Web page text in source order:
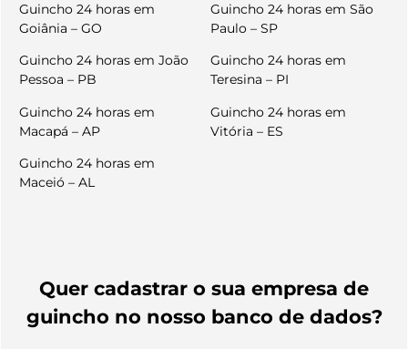
Guincho 24 horas em
Goiânia – GO
Guincho 24 horas em João
Pessoa – PB
Guincho 24 horas em
Macapá – AP
Guincho 24 horas em
Maceió – AL
Guincho 24 horas em São
Paulo – SP
Guincho 24 horas em
Teresina – PI
Guincho 24 horas em
Vitória – ES
Quer cadastrar o sua empresa de
guincho no nosso banco de dados?